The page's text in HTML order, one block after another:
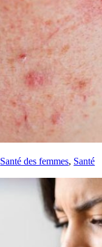
Santé des femmes, Santé